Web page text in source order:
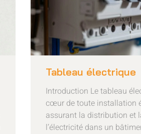
Tableau électrique
Introduction Le tableau
cœur de toute installation
assurant la distribution et
l’électricité dans un